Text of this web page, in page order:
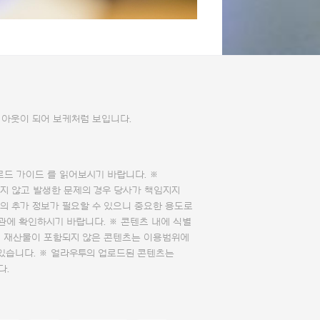
웃이 되어 보케처럼 보입니다.
드 가이드 를 읽어보시기 바랍니다. ※
않고 발생한 문제의 경우 당사가 책임지지
추가 정보가 필요할 수 있으니 중요한 용도로
에 확인하시기 바랍니다. ※ 콘텐츠 내에 식별
산물이 포함되지 않은 콘텐츠는 이용범위에
습니다. ※ 얼라우투의 업로드된 콘텐츠는
.